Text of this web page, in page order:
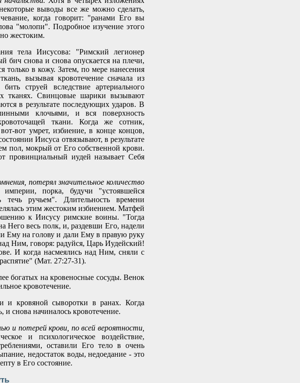
выводы все же можно сделать,
когда говорит: "ранами Его вы
"молопи". Подробное изучение этого
жестоким.
тела Иисусова: "Римский легионер
бич снова и снова опускается на плечи,
в кожу. Затем, по мере нанесения
вызывая кровотечение сначала из
струей вследствие артериального
тканях. Свинцовые шарики вызывают
в результате последующих ударов. В
клочьями, и вся поверхность
ткани. Когда же сотник,
вот умрет, избиение, в конце концов,
Иисуса отвязывают, в результате
пол, мокрый от Его собственной крови.
иудей называет Себя
потерял значительное количество
порка, будучи "устоявшейся
течь ручьем". Длительность времени
этим жестоким избиением. Матфей
к Иисусу римские воины. "Тогда
Него весь полк, и, раздевши Его, надели
Ему на голову и дали Ему в правую руку
Ним, говоря: радуйся, Царь Иудейский!
И когда насмеялись над Ним, сняли с
(Мат. 27:27-31).
богатых на кровеносные сосуды. Венок
кровотечение.
и кровяной сыворотки в ранах. Когда
снова начиналось кровотечение.
и потерей крови, по всей вероятности,
и психологическое воздействие,
оставили Его тело в очень
недостаток воды, недоедание - это
в Его состояние.